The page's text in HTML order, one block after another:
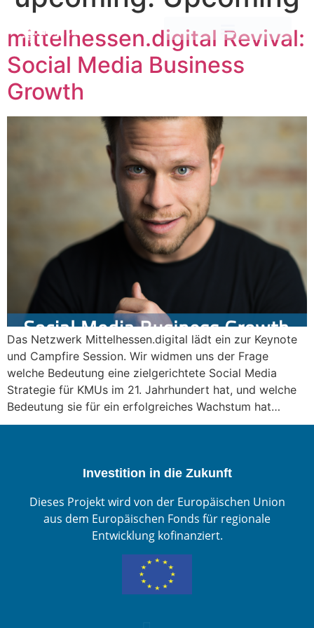
mittelhessen.digital Revival:
Social Media Business
Growth
Das Netzwerk Mittelhessen.digital lädt ein zur Keynote
und Campfire Session. Wir widmen uns der Frage
welche Bedeutung eine zielgerichtete Social Media
Strategie für KMUs im 21. Jahrhundert hat, und welche
Bedeutung sie für ein erfolgreiches Wachstum hat…
Investition in die Zukunft
Dieses Projekt wird von der Europäischen Union
aus dem Europäischen Fonds für regionale
Entwicklung kofinanziert.